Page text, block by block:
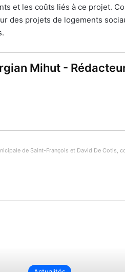
et les coûts liés à ce projet.
des projets de logements
Mihut -
de Saint-François et David De Cotis,